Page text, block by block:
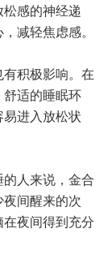
感的神经递
减轻焦虑感。
积极影响。在
适的睡眠环
进入放松状
人来说，金合
间醒来的次
夜间得到充分